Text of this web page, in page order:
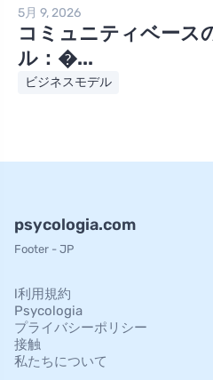
5月 9, 2026
コミュニティベース
ル：�...
ビジネスモデル
psycologia.com
Footer - JP
l利用規約
Psycologia
プライバシーポリシー
接触
私たちについて